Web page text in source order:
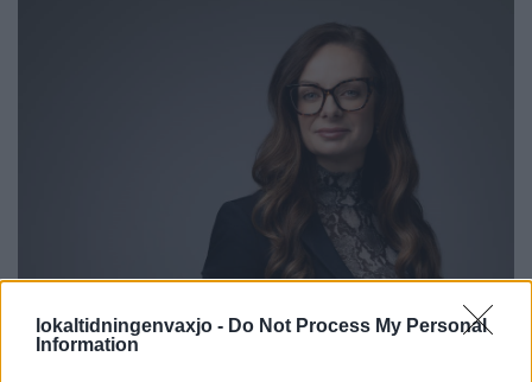
lokaltidningenvaxjo - Do Not Process My Personal
Information